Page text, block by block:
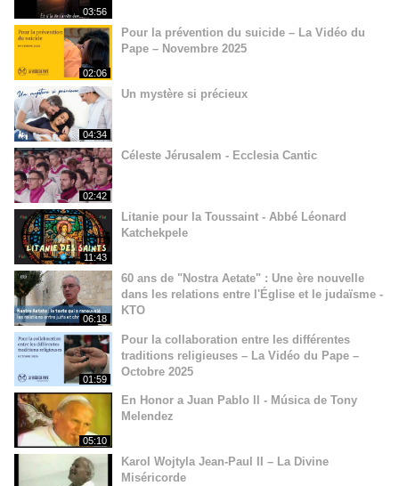
03:56
02:06
Pour la prévention du suicide – La Vidéo du
Pape – Novembre 2025
04:34
Un mystère si précieux
02:42
Céleste Jérusalem - Ecclesia Cantic
11:43
Litanie pour la Toussaint - Abbé Léonard
Katchekpele
06:18
60 ans de "Nostra Aetate" : Une ère nouvelle
dans les relations entre l'Église et le judaïsme -
KTO
01:59
Pour la collaboration entre les différentes
traditions religieuses – La Vidéo du Pape –
Octobre 2025
05:10
En Honor a Juan Pablo ll - Música de Tony
Melendez
Karol Wojtyla Jean-Paul II – La Divine
Miséricorde